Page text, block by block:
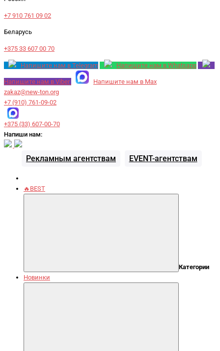
+7 910 761 09 02
Беларусь
+375 33 607 00 70
Напишите нам в Telegram Напишите нам в Whatsapp
Напишите нам в Viber
Напишите нам в Max
zakaz@new-ton.org
+7 (910) 761-09-02
+375 (33) 607-00-70
Напиши нам:
Рекламным агентствам EVENT-агентствам
🔥BEST
Категории
Новинки